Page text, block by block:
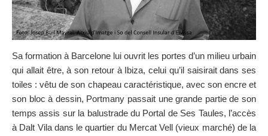
Sa formation à Barcelone lui ouvrit les portes d’un milieu urbain
qui allait être, à son retour à Ibiza, celui qu’il saisirait dans ses
toiles : vêtu de son chapeau caractéristique, avec son encre et
son bloc à dessin, Portmany passait une grande partie de son
temps assis sur la balustrade du Portal de Ses Taules, l’accès
à Dalt Vila dans le quartier du Mercat Vell (vieux marché) de la